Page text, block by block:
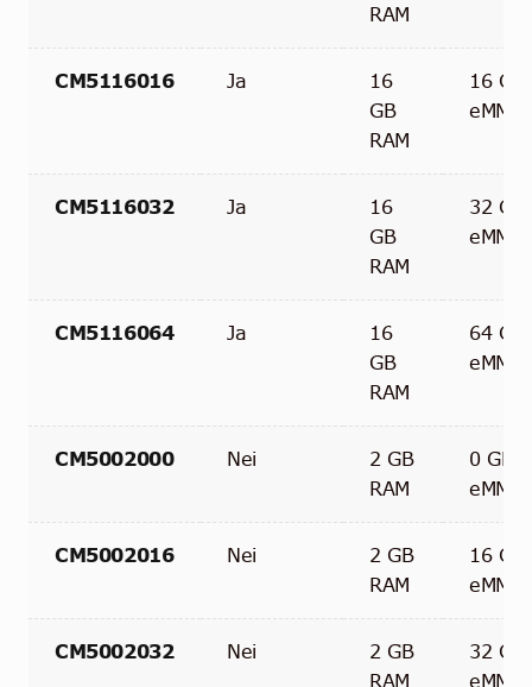
RAM
CM5116016 Ja
16
GB
RAM
16 GB
eMMC
CM5116032 Ja
16
GB
RAM
32 GB
eMMC
CM5116064 Ja
16
GB
RAM
64 GB
eMMC
CM5002000 Nei
2 GB
RAM
0 GB
eMMC
CM5002016 Nei
2 GB
RAM
16 GB
eMMC
CM5002032 Nei
2 GB
RAM
32 GB
eMMC